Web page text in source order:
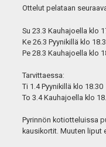
Ottelut pelataan
Su 23.3 Kauhajoella klo
Ke 26.3 Pyynikillä klo
Pe 28.3 Kauhajoella klo
Tarvittaessa:
Ti 1.4 Pyynikillä klo 18.30
To 3.4 Kauhajoella klo
Pyrinnön kotiotteluissa
kausikortit. Muuten liput